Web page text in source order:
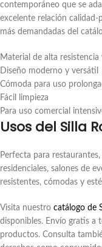
contemporáneo que se
excelente relación
más demandadas del
Material de alta resistencia
Diseño moderno y versátil
Cómoda para uso
Fácil limpieza
Para uso comercial
Usos del Silla
Perfecta para
residenciales, salones de
resistentes, cómodas y
Visita nuestro catálogo de
disponibles. Envío gratis a
productos. Consulta